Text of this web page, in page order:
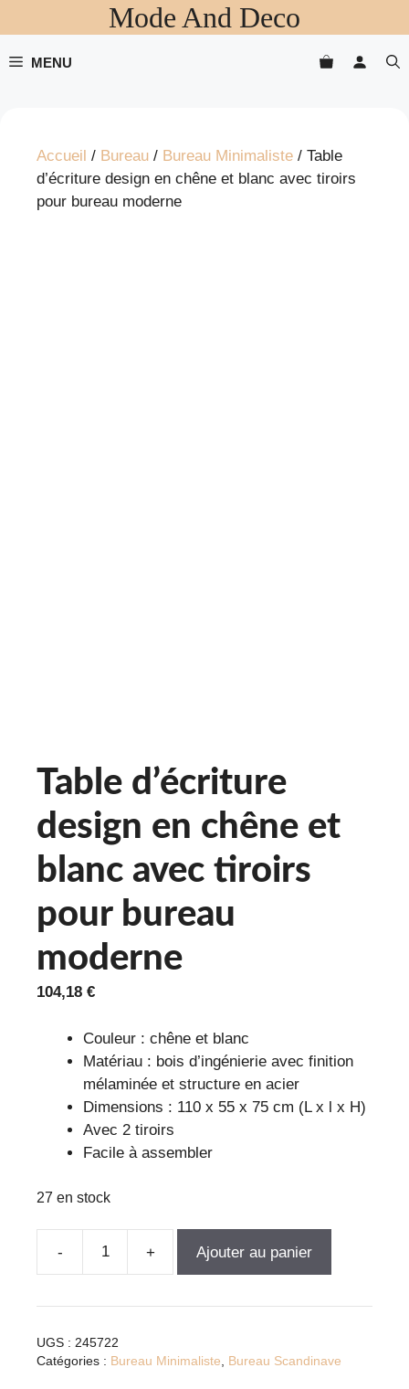
au
contenu
Mode And Deco
MENU
Accueil / Bureau / Bureau Minimaliste / Table
d’écriture design en chêne et blanc avec tiroirs
pour bureau moderne
Table d’écriture
design en chêne et
blanc avec tiroirs
pour bureau
moderne
104,18 €
Couleur : chêne et blanc
Matériau : bois d’ingénierie avec finition
mélaminée et structure en acier
Dimensions : 110 x 55 x 75 cm (L x l x H)
Avec 2 tiroirs
Facile à assembler
27 en stock
quantité
Table
design
Ajouter au panier
UGS : 245722
Catégories : Bureau Minimaliste, Bureau Scandinave